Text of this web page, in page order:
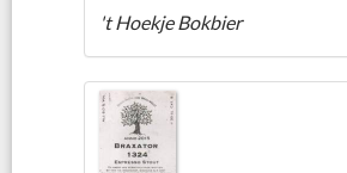
't Hoekje Bokbier